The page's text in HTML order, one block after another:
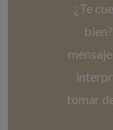
¿Te
tomar